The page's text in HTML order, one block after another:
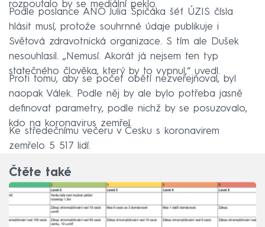
rozpoutalo by se mediální peklo.
Podle poslance ANO Julia Špičáka šéf ÚZIS čísla
hlásit musí, protože souhrnné údaje publikuje i
Světová zdravotnická organizace. S tím ale Dušek
nesouhlasil. „Nemusí. Akorát já nejsem ten typ
statečného člověka, který by to vypnul,“ uvedl.
Proti tomu, aby se počet obětí nezveřejňoval, byl
naopak Válek. Podle něj by ale bylo potřeba jasně
definovat parametry, podle nichž by se posuzovalo,
kdo na koronavirus zemřel.
Ke středečnímu večeru v Česku s koronavirem
zemřelo 5 517 lidí.
Čtěte také